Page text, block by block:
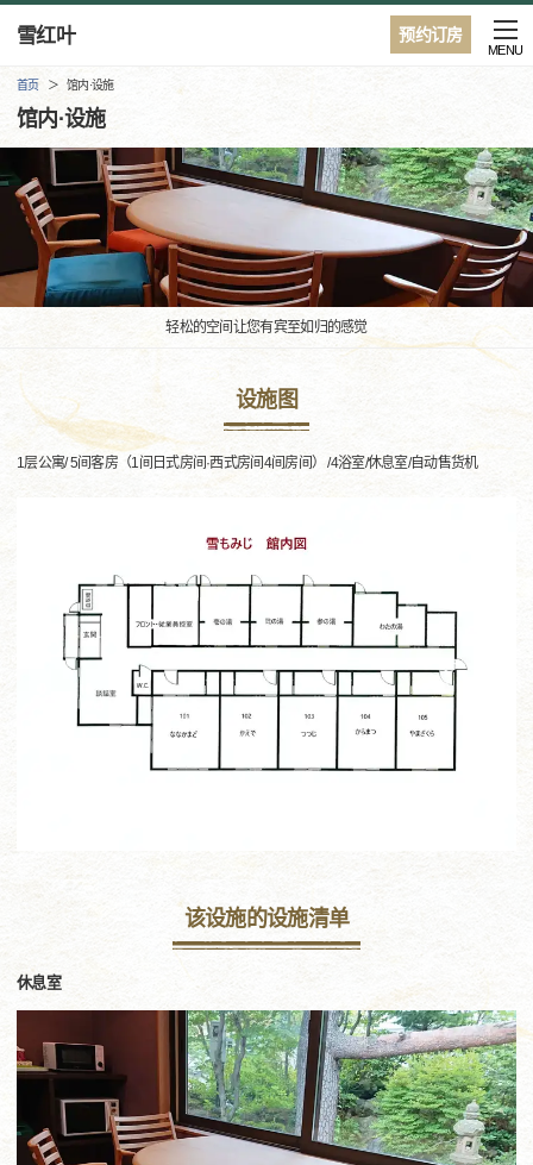
预约订房
雪红叶
MENU
首页 馆内·设施
馆内·设施
轻松的空间让您有宾至如归的感觉
设施图
1层公寓/ 5间客房（1间日式房间·西式房间4间房间） /4浴室/休息室/自动售货机
该设施的设施清单
休息室